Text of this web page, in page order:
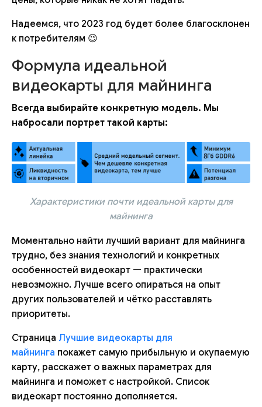
Надеемся, что 2023 год будет более благосклонен
к потребителям 😉
Формула идеальной
видеокарты для майнинга
Всегда выбирайте конкретную модель. Мы
набросали портрет такой карты:
Характеристики почти идеальной карты для
майнинга
Моментально найти лучший вариант для майнинга
трудно, без знания технологий и конкретных
особенностей видеокарт — практически
невозможно. Лучше всего опираться на опыт
других пользователей и чётко расставлять
приоритеты.
Страница Лучшие видеокарты для
майнинга покажет самую прибыльную и окупаемую
карту, расскажет о важных параметрах для
майнинга и поможет с настройкой. Список
видеокарт постоянно дополняется.